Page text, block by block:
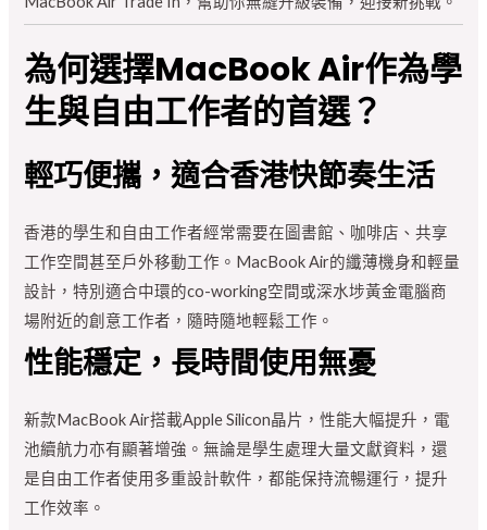
為何選擇MacBook Air作為學
生與自由工作者的首選？
輕巧便攜，適合香港快節奏生活
香港的學生和自由工作者經常需要在圖書館、咖啡店、共享
工作空間甚至戶外移動工作。MacBook Air的纖薄機身和輕量
設計，特別適合中環的co-working空間或深水埗黃金電腦商
場附近的創意工作者，隨時隨地輕鬆工作。
性能穩定，長時間使用無憂
新款MacBook Air搭載Apple Silicon晶片，性能大幅提升，電
池續航力亦有顯著增強。無論是學生處理大量文獻資料，還
是自由工作者使用多重設計軟件，都能保持流暢運行，提升
工作效率。